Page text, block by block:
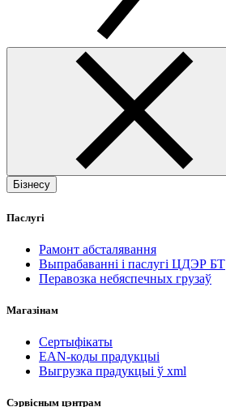
Бізнесу
Паслугі
Рамонт абсталявання
Выпрабаванні і паслугі ЦДЭР БТ
Перавозка небяспечных грузаў
Магазінам
Сертыфікаты
EAN-коды прадукцыі
Выгрузка прадукцыі ў xml
Сэрвісным цэнтрам